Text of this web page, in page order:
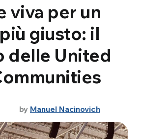
viva per un
giusto: il
delle United
by Manuel Nacinovich